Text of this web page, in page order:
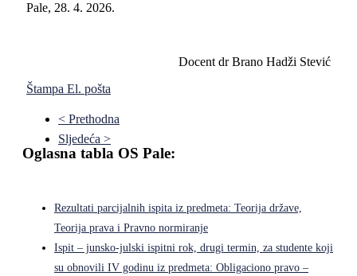
Pale, 28. 4. 2026.
Docent dr Brano Hadži Stević
Štampa El. pošta
< Prethodna
Sljedeća >
Oglasna tabla OS Pale:
Rezultati parcijalnih ispita iz predmeta: Teorija države,
Teorija prava i Pravno normiranje
Ispit – junsko-julski ispitni rok, drugi termin, za studente koji
su obnovili IV godinu iz predmeta: Obligaciono pravo –